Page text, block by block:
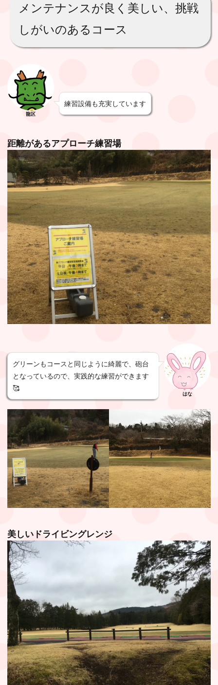
メンテナンスが良く美しい、挑戦
しがいのあるコース
龍区
練習設備も充実しています
距離があるアプローチ練習場
グリーンもコースと同じように綺麗で、砲台
となっているので、実践的な練習ができます
🥰
はな
美しいドライビングレンジ